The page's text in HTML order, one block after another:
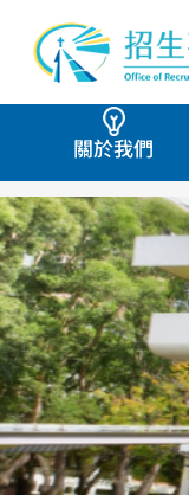
關於我們